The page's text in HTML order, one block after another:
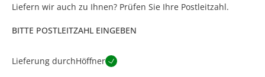
Liefern wir auch zu Ihnen? Prüfen Sie Ihre Postleitzahl.
BITTE POSTLEITZAHL EINGEBEN
Lieferung durchHöffner